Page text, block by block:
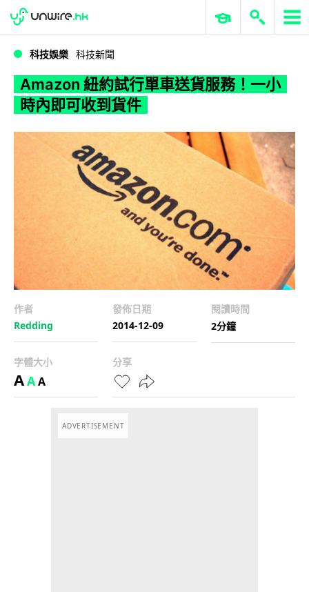
WWDC 2026 ERP 與商業 AI
科技娛樂 科技新聞
Amazon 紐約試行單車送貨服務！一小
時內即可收到貨件
作者
Redding
發佈日期
2014-12-09
閱讀時間
2分鐘
字體大小
AAA
分享
ADVERTISEMENT